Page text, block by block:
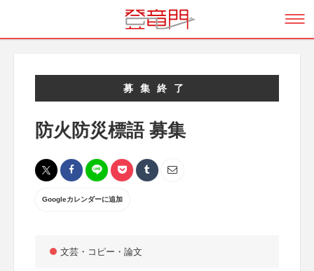
募集終了
防火防災標語 募集
Googleカレンダーに追加
文芸・コピー・論文